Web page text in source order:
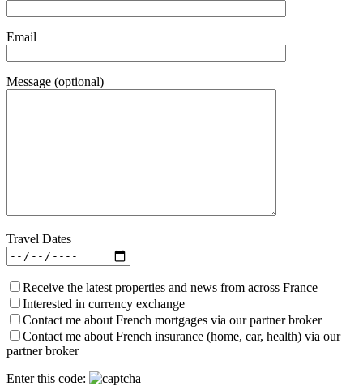
Email
Message (optional)
Travel Dates
Receive the latest properties and news from across France
Interested in currency exchange
Contact me about French mortgages via our partner broker
Contact me about French insurance (home, car, health) via our
partner broker
Enter this code: